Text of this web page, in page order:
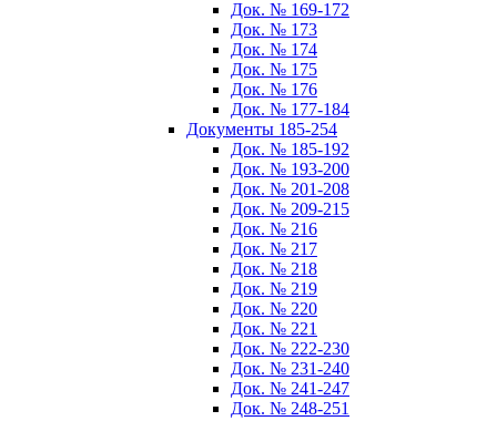
Док. № 169-172
Док. № 173
Док. № 174
Док. № 175
Док. № 176
Док. № 177-184
Документы 185-254
Док. № 185-192
Док. № 193-200
Док. № 201-208
Док. № 209-215
Док. № 216
Док. № 217
Док. № 218
Док. № 219
Док. № 220
Док. № 221
Док. № 222-230
Док. № 231-240
Док. № 241-247
Док. № 248-251